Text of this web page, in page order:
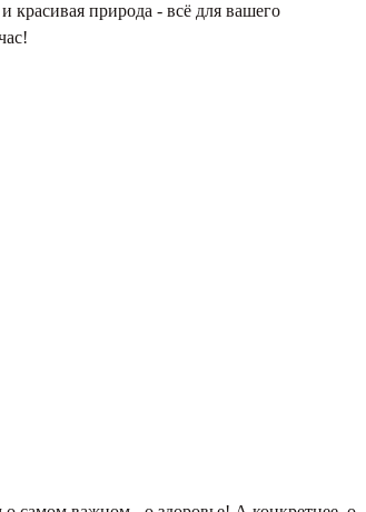
природа - всё для вашего